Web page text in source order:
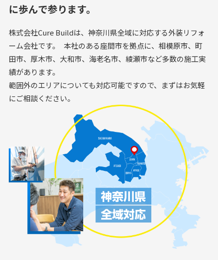
に歩んで参ります。
株式会社Cure Buildは、神奈川県全域に対応する外装リフォ
ーム会社です。 本社のある座間市を拠点に、相模原市、町
田市、厚木市、大和市、海老名市、綾瀬市など多数の施工実
績があります。
範囲外のエリアについても対応可能ですので、まずはお気軽
にご相談ください。